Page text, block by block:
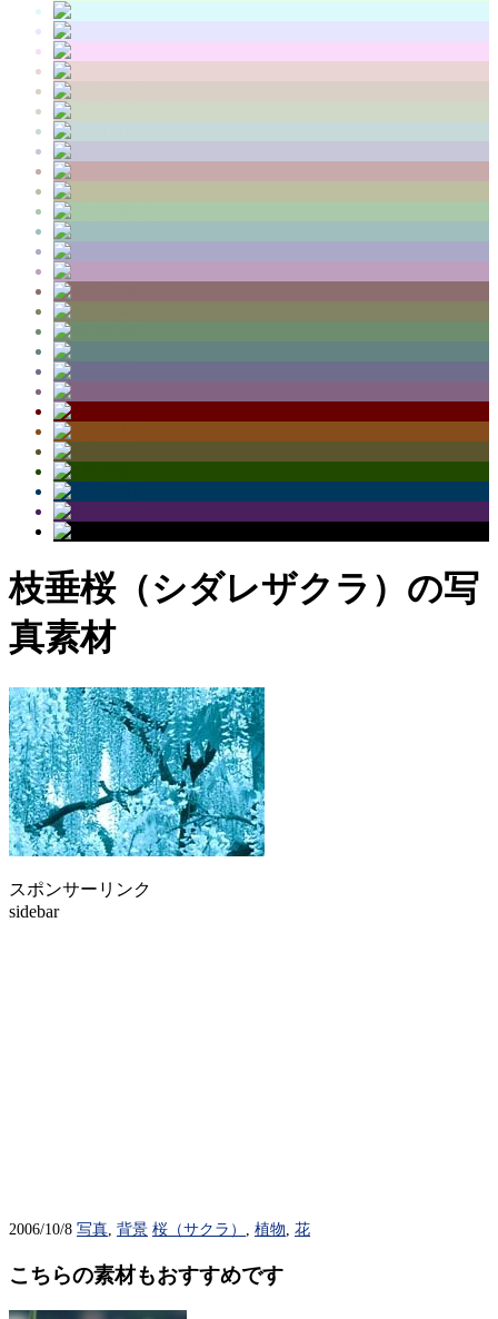
枝垂桜（シダレザクラ）の写
真素材
スポンサーリンク
sidebar
2006/10/8 写真 背景 桜（サクラ） 植物 花
こちらの素材もおすすめです